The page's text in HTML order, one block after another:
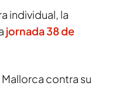
individual, la
jornada 38 de
contra su